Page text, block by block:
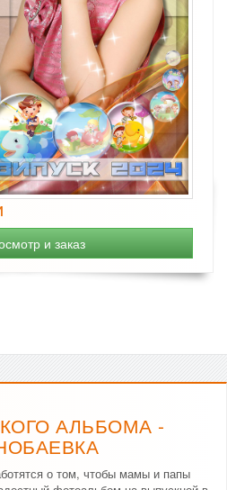
и заказ
АЛЬБОМА -
о том, чтобы мамы и папы